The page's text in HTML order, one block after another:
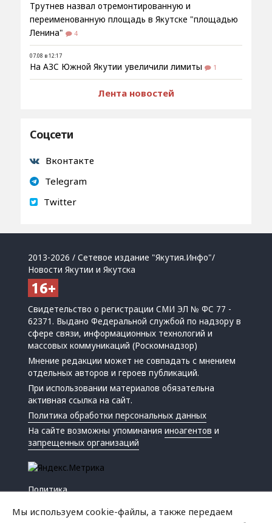
Трутнев назвал отремонтированную и
переименованную площадь в Якутске "площадью
Ленина"
4
07.08 в 12:17
На АЗС Южной Якутии увеличили лимиты 1
Лента новостей
Соцсети
Вконтакте
Telegram
Twitter
2013-2026 / Сетевое издание "Якутия.Инфо"/
Новости Якутии и Якутска
Свидетельство о регистрации СМИ ЭЛ № ФС 77 -
62371. Выдано Федеральной службой по надзору в
сфере связи, информационных технологий и
массовых коммуникаций (Роскомнадзор)
Мнение редакции может не совпадать с мнением
отдельных авторов и героев публикаций.
При использовании материалов обязательна
активная ссылка на сайт.
Политика обработки персональных данных
На сайте возможны упоминанияиноагентов и
запрещенных организаций
Политика
Мы используем cookie-файлы, а также передаем